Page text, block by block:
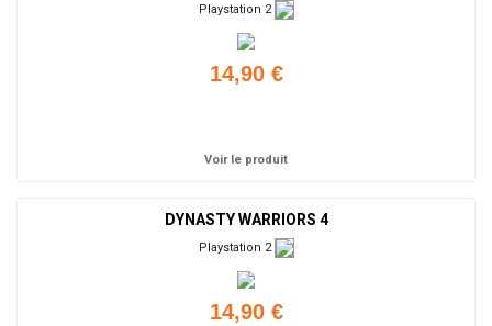
Playstation 2
14,90 €
Voir le produit
DYNASTY WARRIORS 4
Playstation 2
14,90 €